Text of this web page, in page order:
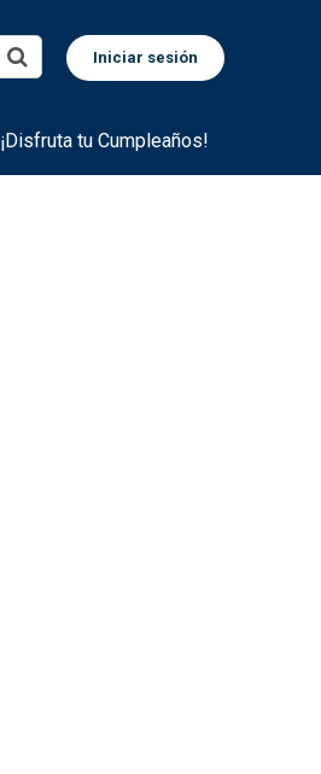
¡Disfruta tu Cumpleaños!